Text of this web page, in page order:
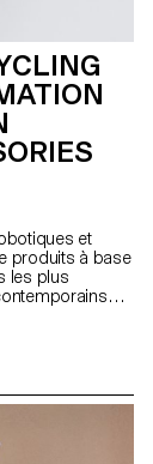
et
produits à base
les plus